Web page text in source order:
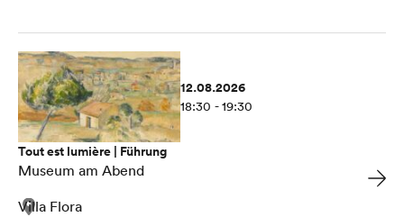
12.08.2026
18:30 - 19:30
Tout est lumière | Führung
Museum am Abend
Villa Flora